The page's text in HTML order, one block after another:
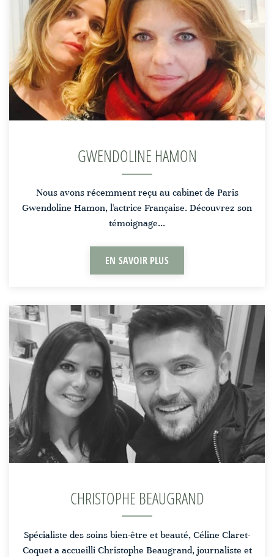
GWENDOLINE HAMON
Nous avons récemment reçu au cabinet de Paris
Gwendoline Hamon, l'actrice Française. Découvrez son
témoignage...
EN SAVOIR PLUS
CHRISTOPHE BEAUGRAND
Spécialiste des soins bien-être et beauté, Céline Claret-
Coquet a accueilli Christophe Beaugrand, journaliste et
Christophe
Beaugrand